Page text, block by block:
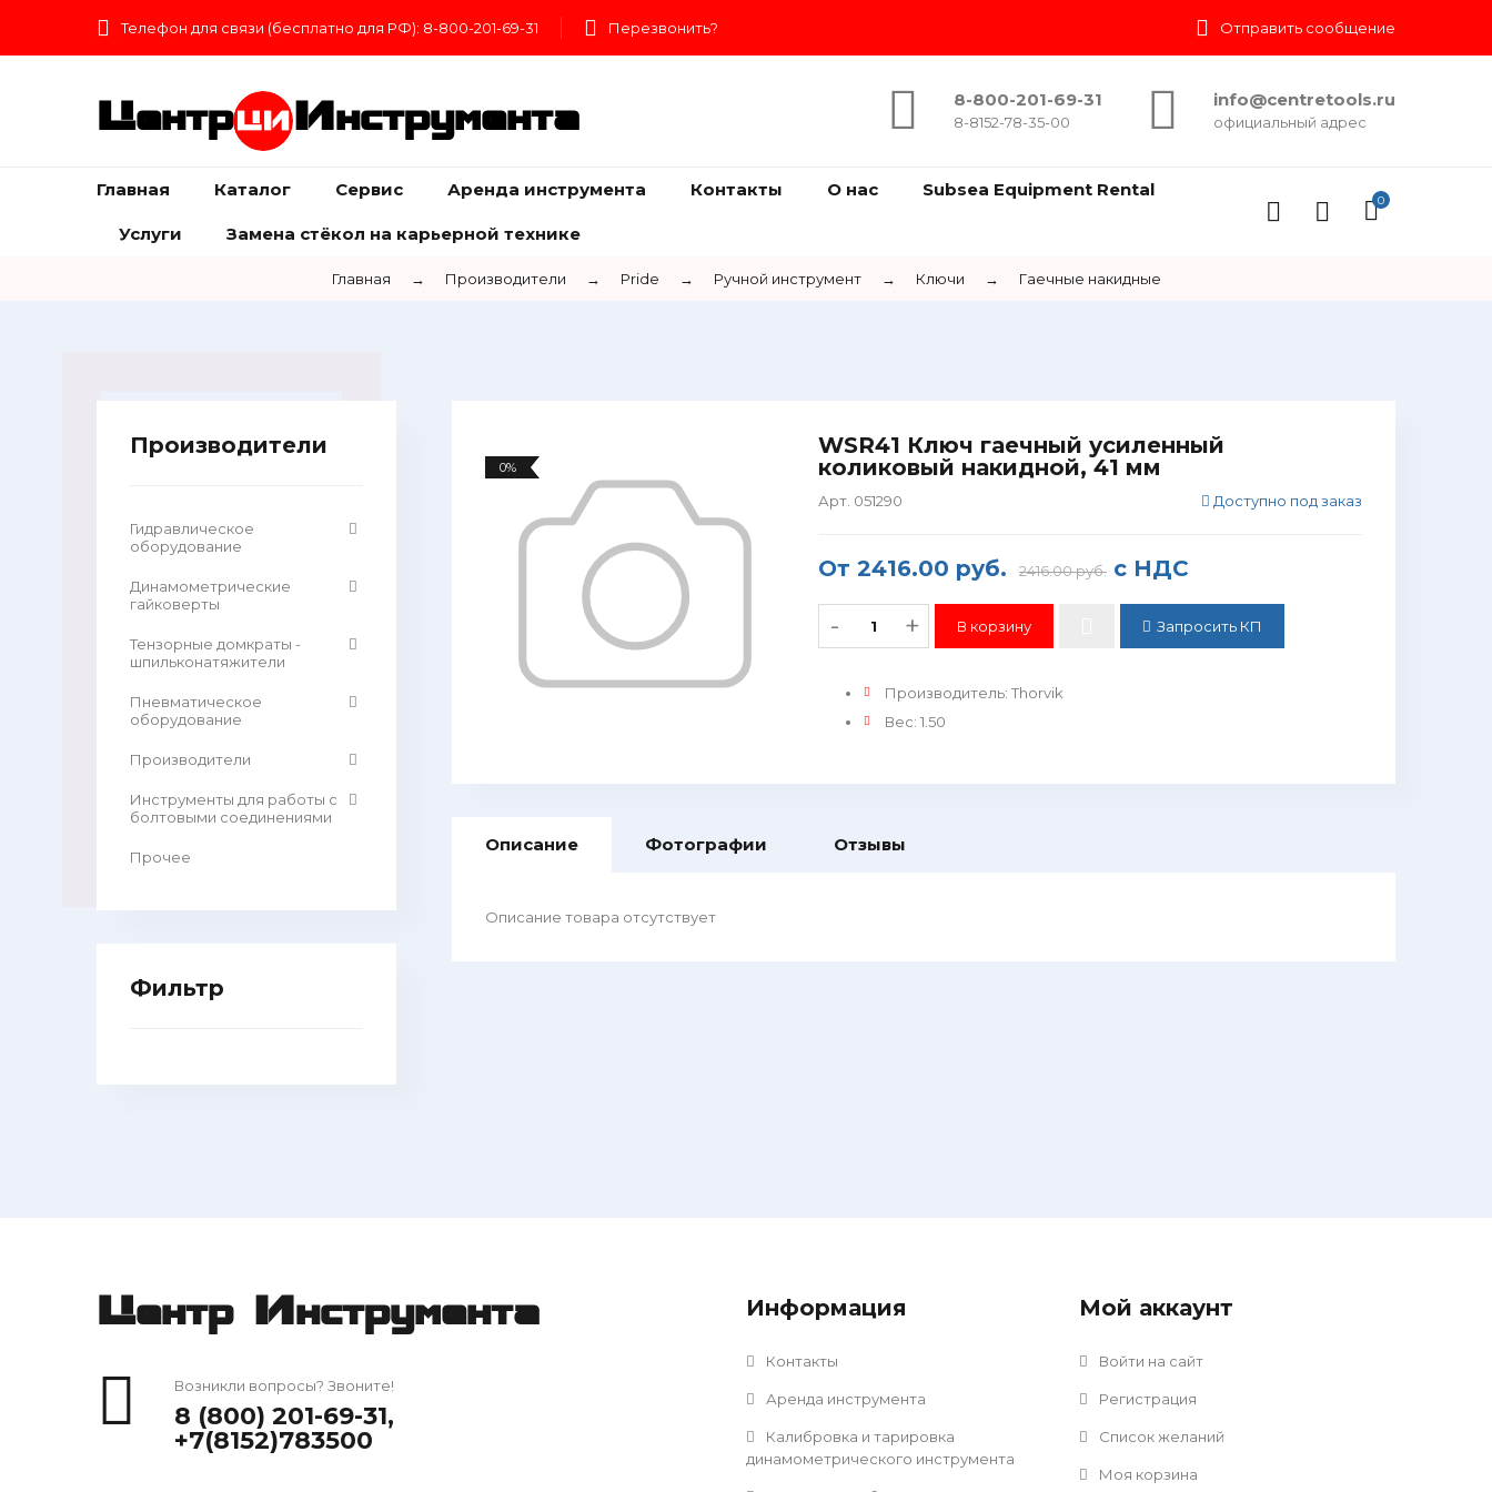
Телефон для связи (бесплатно для РФ): 8-800-201-69-31 Перезвонить? Отправить сообщение
Центр Инструмента
8-800-201-69-31
8-8152-78-35-00
info@centretools.ru
официальный адрес
Главная Каталог Сервис Аренда инструмента Контакты О нас Subsea Equipment Rental
Услуги Замена стёкол на карьерной технике
0
Главная → Производители → Pride → Ручной инструмент → Ключи → Гаечные накидные
0%
WSR41 Ключ гаечный усиленный
коликовый накидной, 41 мм
Арт. 051290 Доступно под заказ
От 2416.00 руб. 2416.00 руб. с НДС
- + Запросить КП
Производитель: Thorvik
Вес: 1.50
Описание Фотографии Отзывы
Описание товара отсутствует
Производители
Гидравлическое
оборудование
Динамометрические
гайковерты
Тензорные домкраты -
шпильконатяжители
Пневматическое
оборудование
Производители
Инструменты для работы с
болтовыми соединениями
Прочее
Фильтр
Центр Инструмента
Возникли вопросы? Звоните!
8 (800) 201-69-31,
+7(8152)783500
Информация
Контакты
Аренда инструмента
Калибровка и тарировка
динамометрического инструмента
Мой аккаунт
Войти на сайт
Регистрация
Список желаний
Моя корзина